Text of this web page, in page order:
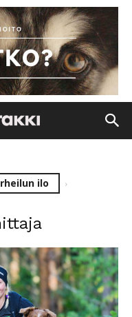
ilo